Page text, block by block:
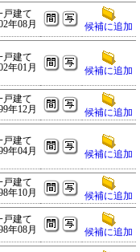
戸建て
年08月
候補に追加
戸建て
年01月
候補に追加
戸建て
年12月
候補に追加
戸建て
年04月
候補に追加
戸建て
年10月
候補に追加
戸建て
年08月
候補に追加